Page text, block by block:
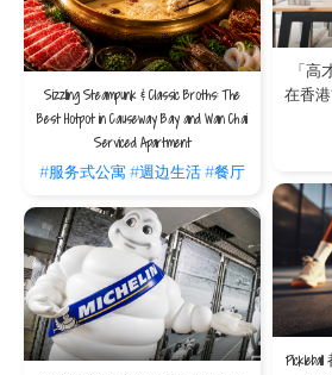
印花税程序；而The V提供灵活的月租方案，协议条
费，并涵盖了水电、无线网络及房务管理服务。这让
去处理杂费程序的负担，实现「即租即住」的便利。
在短租合约中，除了基本租金
支需要留意？
在一般的租约中，租客需自行负担宽频、水电及维修
租费用已包含所有物业管理费、房间清洁、以及全屋
湾仔、铜锣湾、跑马地或西九龙的核心地段，您不
预算每月的固定开支，无需担心任何突如其来的杂项
住户。
如果因装修延误或行程变更需
的合约可弹性延期吗？
我们深知短租客户，尤其是装修或回流客常面临计划
The V在合约处理上极具弹性。只要房态许可，我们
助您平稳过渡。我们的租务团队会根据您的实际居住
援，确保您无后顾之忧。
Sizzling Steampunk & Classic Broths: The
Best Hotpot in Causeway Bay and Wan Chai
Serviced Apartment
#服务式公寓#週边生活#餐厅
「高
在香